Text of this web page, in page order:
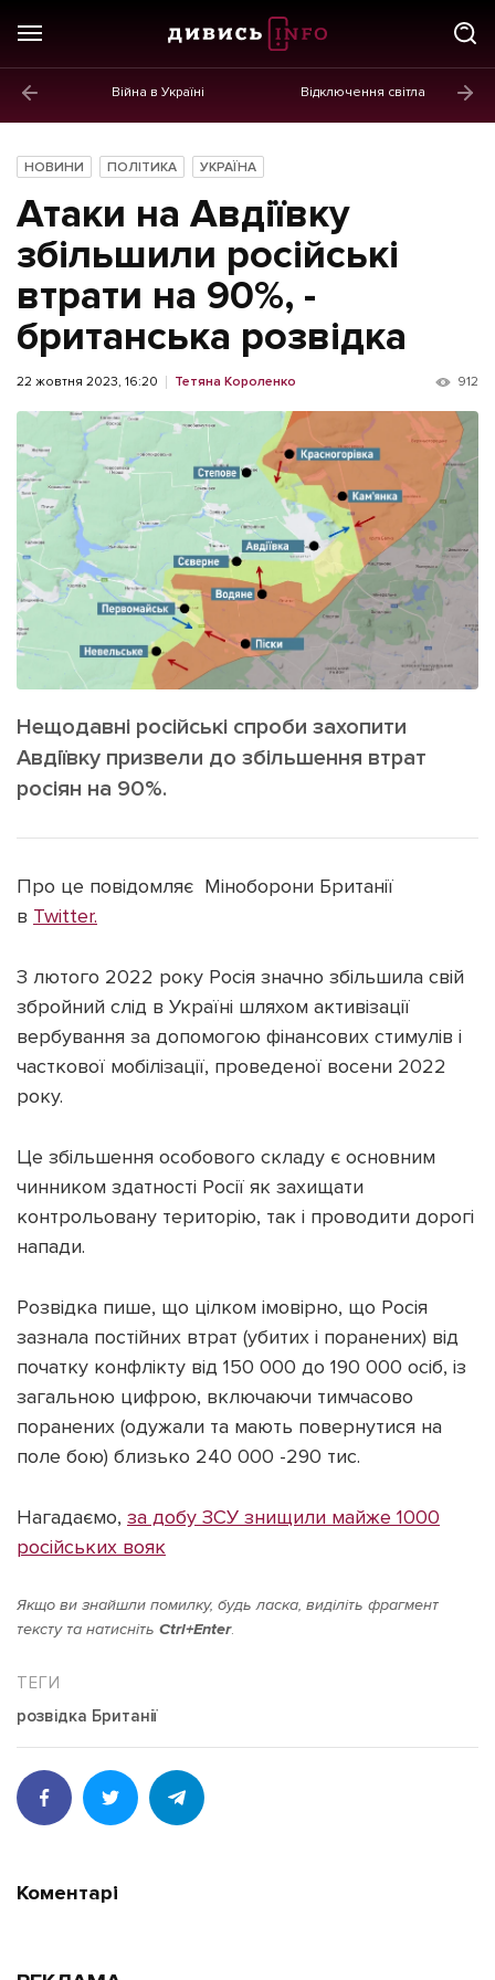
Війна в Україні Відключення світла
Новини
Політика
Економіка
Бізнес
Життя
Культура
Афіша
ІНШЕ
Інтерв'ю
Картки
Репортаж
Розслідування
Погляди
Ініціативи
Лонгріди
Прес-релізи
Фото/Відео
Made in Lviv
Зв'язатися з нами
Політика конфіденційності
Наші соц мережі
НОВИНИ ПОЛІТИКА УКРАЇНА
Атаки на Авдіївку
збільшили російські
втрати на 90%, -
британська розвідка
22 жовтня 2023, 16:20 Тетяна Короленко 912
Нещодавні російські спроби захопити
Авдіївку призвели до збільшення втрат
росіян на 90%.
Про це повідомляє Міноборони Британії
в Twitter.
З лютого 2022 року Росія значно збільшила свій
збройний слід в Україні шляхом активізації
вербування за допомогою фінансових стимулів і
часткової мобілізації, проведеної восени 2022
року.
Це збільшення особового складу є основним
чинником здатності Росії як захищати
контрольовану територію, так і проводити дорогі
напади.
Розвідка пише, що цілком імовірно, що Росія
зазнала постійних втрат (убитих і поранених) від
початку конфлікту від 150 000 до 190 000 осіб, із
загальною цифрою, включаючи тимчасово
поранених (одужали та мають повернутися на
поле бою) близько 240 000 -290 тис.
Нагадаємо, за добу ЗСУ знищили майже 1000
російських вояк
Якщо ви знайшли помилку, будь ласка, виділіть фрагмент
тексту та натисніть Ctrl+Enter.
розвідка Британії
Коментарі